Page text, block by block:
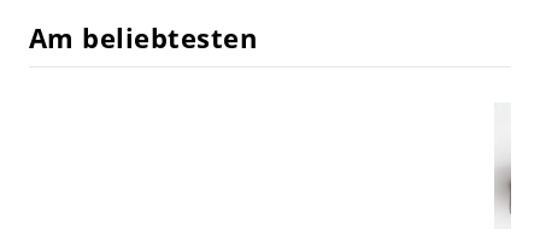
Am beliebtesten